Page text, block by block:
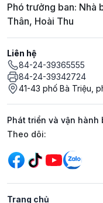
Phó trưởng ban: Nhà
Thân, Hoài Thu
Liên hệ
84-24-39365555
84-24-39342724
41-43 phố Bà Triệu,
Phát triển và vận hành
Mạng xã hội
Theo dõi:
Trang chủ